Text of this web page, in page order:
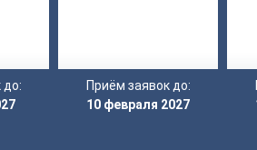
до:
Приём заявок до:
10 февраля 2027